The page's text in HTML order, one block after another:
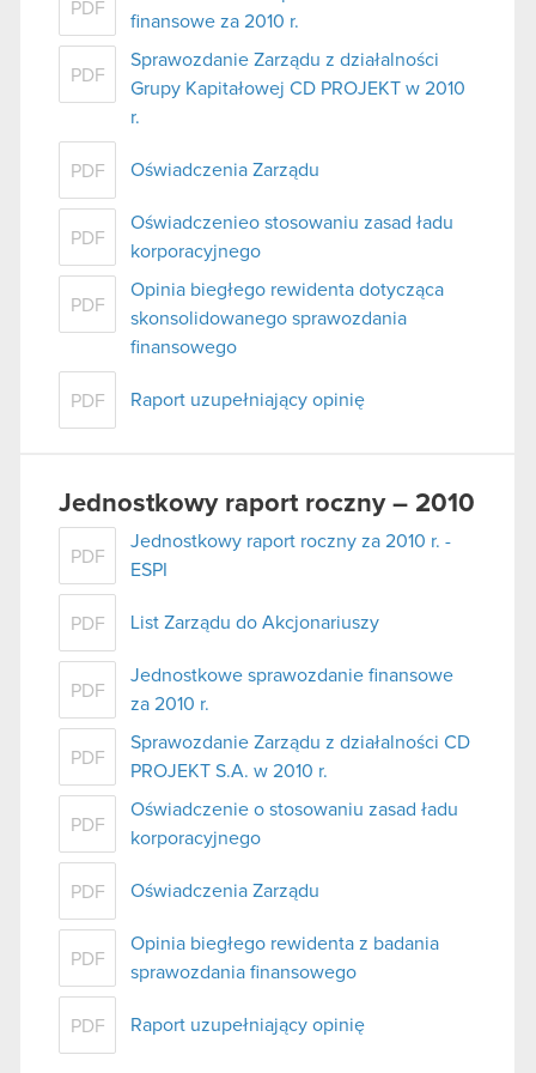
PDF
finansowe za 2010 r.
PDF
Sprawozdanie Zarządu z działalności
Grupy Kapitałowej CD PROJEKT w 2010
r.
PDF Oświadczenia Zarządu
PDF
Oświadczenieo stosowaniu zasad ładu
korporacyjnego
PDF
Opinia biegłego rewidenta dotycząca
skonsolidowanego sprawozdania
finansowego
PDF Raport uzupełniający opinię
Jednostkowy raport roczny – 2010
PDF
Jednostkowy raport roczny za 2010 r. -
ESPI
PDF List Zarządu do Akcjonariuszy
PDF
Jednostkowe sprawozdanie finansowe
za 2010 r.
PDF
Sprawozdanie Zarządu z działalności CD
PROJEKT S.A. w 2010 r.
PDF
Oświadczenie o stosowaniu zasad ładu
korporacyjnego
PDF Oświadczenia Zarządu
PDF
Opinia biegłego rewidenta z badania
sprawozdania finansowego
PDF Raport uzupełniający opinię